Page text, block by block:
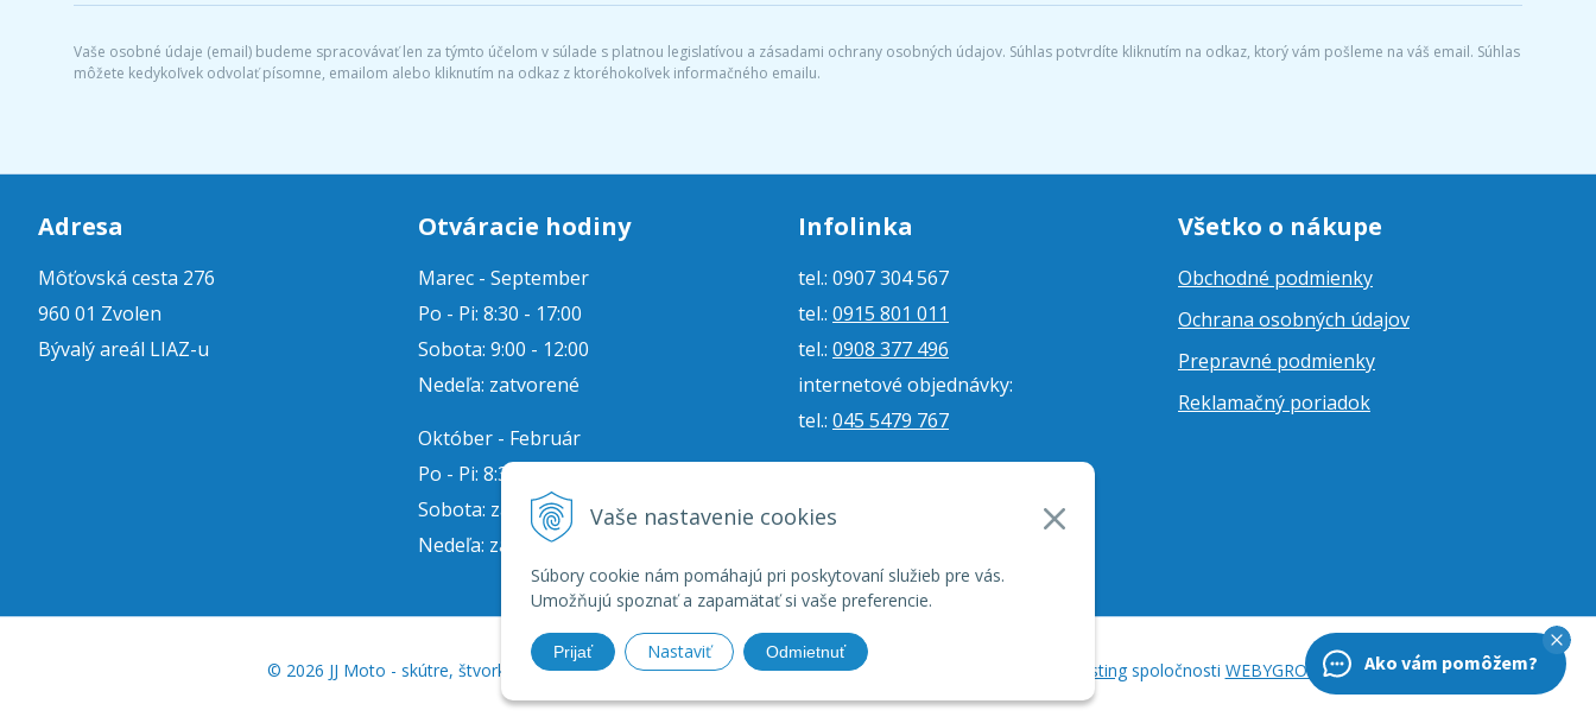
Vaše nastavenie cookies
Súbory cookie nám pomáhajú pri poskytovaní služieb pre vás.
Umožňujú spoznať a zapamätať si vaše preferencie.
Prijať Nastaviť Odmietnuť
Vaše osobné údaje (email) budeme spracovávať len za týmto účelom v súlade s platnou legislatívou a zásadami ochrany osobných údajov. Súhlas potvrdíte kliknutím na odkaz, ktorý vám pošleme na váš email. Súhlas
môžete kedykoľvek odvolať písomne, emailom alebo kliknutím na odkaz z ktoréhokoľvek informačného emailu.
Adresa
Môťovská cesta 276
960 01 Zvolen
Bývalý areál LIAZ-u
Otváracie hodiny
Marec - September
Po - Pi: 8:30 - 17:00
Sobota: 9:00 - 12:00
Nedeľa: zatvorené
Október - Február
Po - Pi: 8:30 - 16:00
Sobota: zatvorené
Nedeľa: zatvorené
Infolinka
tel.: 0907 304 567
tel.: 0915 801 011
tel.: 0908 377 496
internetové objednávky:
tel.: 045 5479 767
internetové objednávky:
Všetko o nákupe
Obchodné podmienky
Ochrana osobných údajov
Prepravné podmienky
Reklamačný poriadok
© 2026 JJ Moto - skútre, štvorkolky, moto príslušenstvo, ich servis. •tvorba eshopu cez UNIobchod webhostingspoločnosti WEBYGROUP Ako vám pomôžem?